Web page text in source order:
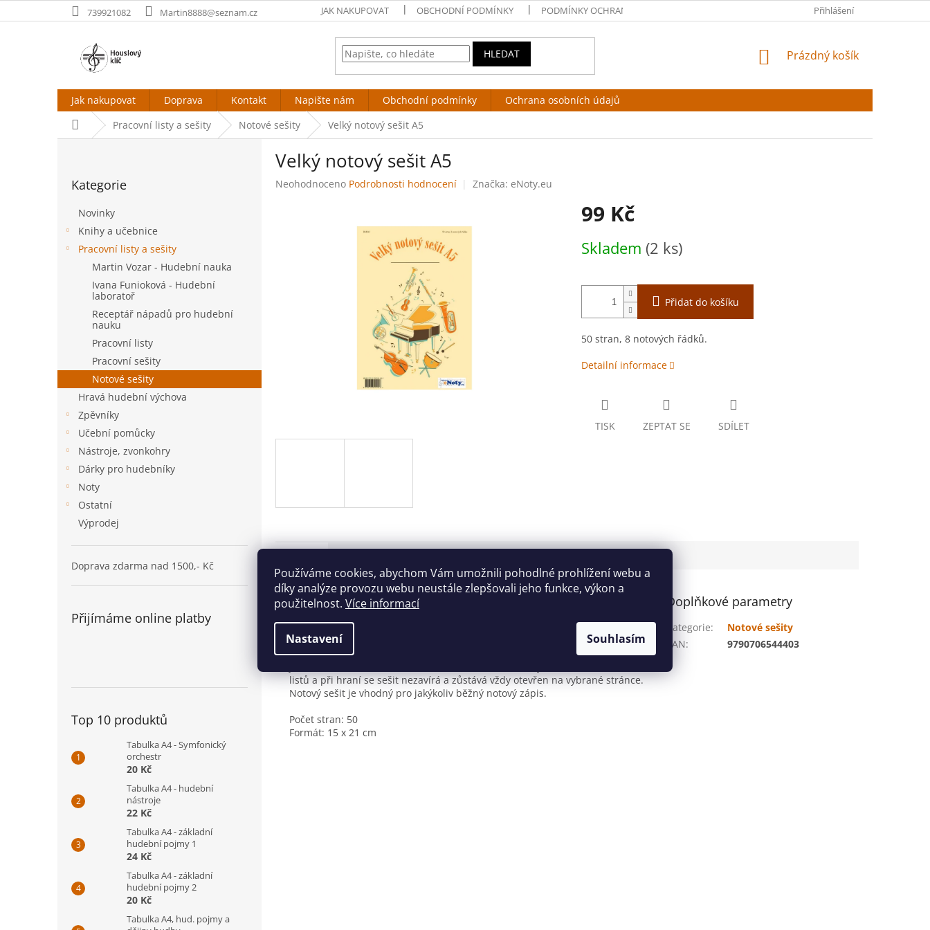
Používáme cookies, abychom Vám umožnili pohodlné prohlížení webu a
díky analýze provozu webu neustále zlepšovali jeho funkce, výkon a
použitelnost. Více informací
Nastavení Souhlasím
na
739921082 Martin8888@seznam.cz JAK NAKUPOVAT OBCHODNÍ PODMÍNKY PODMÍNKY OCHRANY OSOBNÍCH ÚDAJŮ Přihlášení
HLEDAT
NÁKUPNÍ
Prázdný košík
Jak nakupovat Doprava Kontakt Napište nám Obchodní podmínky
Ochrana osobních údajů
Domů Pracovní listy a sešity Notové sešity Velký notový sešit A5
kategorie
Kategorie
Novinky
Knihy a učebnice
Pracovní listy a sešity
Martin Vozar - Hudební nauka
Ivana Funioková - Hudební
laboratoř
Receptář nápadů pro hudební
nauku
Pracovní listy
Pracovní sešity
Notové sešity
Hravá hudební výchova
Zpěvníky
Učební pomůcky
Nástroje, zvonkohry
Dárky pro hudebníky
Noty
Ostatní
Výprodej
Doprava zdarma nad 1500,- Kč
Přijímáme online platby
Top 10 produktů
Tabulka A4 - Symfonický
orchestr
20 Kč
Tabulka A4 - hudební
nástroje
22 Kč
Tabulka A4 - základní
hudební pojmy 1
24 Kč
Tabulka A4 - základní
hudební pojmy 2
20 Kč
Tabulka A4, hud. pojmy a
Velký notový sešit A5
Průměrné
Neohodnoceno Podrobnosti hodnocení Značka: eNoty.eu
99 Kč
cena:
Skladem (2 ks)
Přidat do košíku
50 stran, 8 notových řádků.
Detailní informace
TISK ZEPTAT SE SDÍLET
Detailní popis produktu
VELKÝ NOTOVÝ SEŠIT A5 je obsáhlý notový sešit, který Vám nabízí 50 stran
notových papírů formátu A5. Na každé stránce je 8 notových řádků a to včetně
svislých i horizontálních pomocných linek pro usnadnění notového zápisu. Sešit
listů a při hraní se sešit nezavírá a zůstává vždy otevřen na vybrané stránce.
Notový sešit je vhodný pro jakýkoliv běžný notový zápis.
Počet stran: 50
Formát: 15 x 21 cm
Doplňkové parametry
Kategorie:
Notové sešity
EAN: 9790706544403